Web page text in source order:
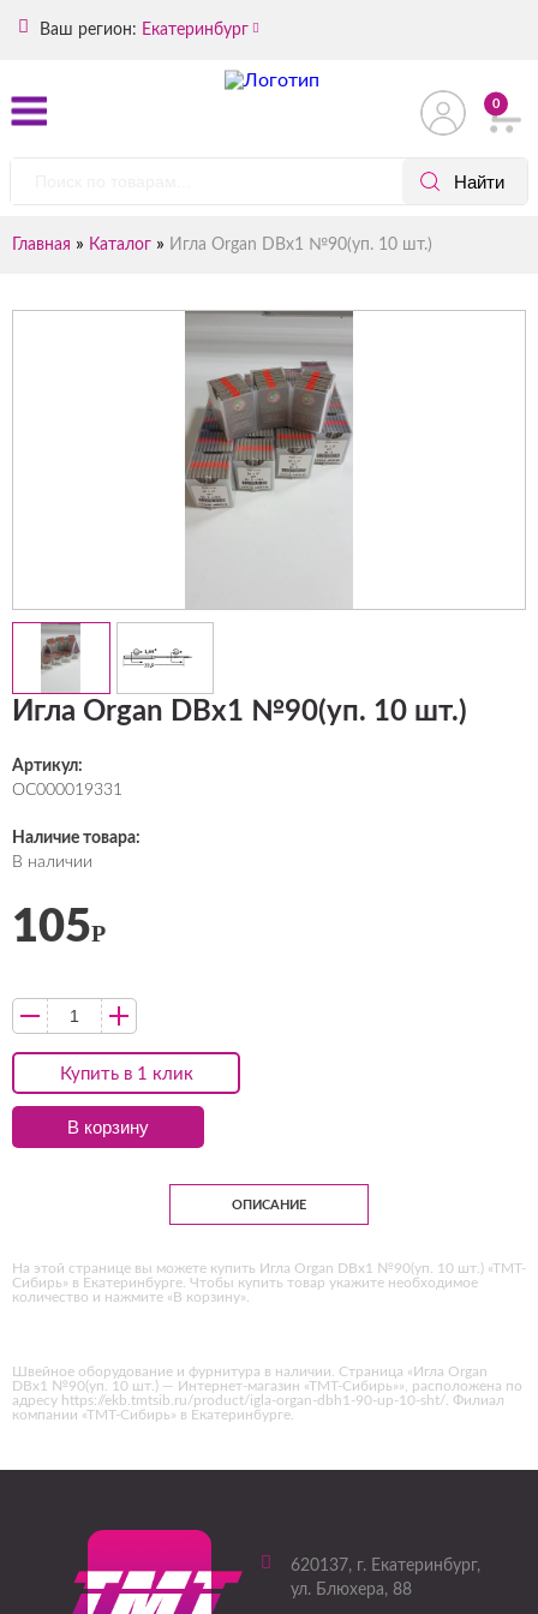
Ваш регион: Екатеринбург
0
Главная » Каталог » Игла Organ DBх1 №90(уп. 10 шт.)
Игла Organ DBх1 №90(уп. 10 шт.)
Артикул:
ОС000019331
Наличие товара:
В наличии
Купить в 1 клик
105Р
В корзину
ОПИСАНИЕ
На этой странице вы можете купить Игла Organ DBх1 №90(уп. 10 шт.) «ТМТ-
Сибирь» в Екатеринбурге. Чтобы купить товар укажите необходимое
количество и нажмите «В корзину».
Швейное оборудование и фурнитура в наличии. Страница «Игла Organ
DBх1 №90(уп. 10 шт.) — Интернет-магазин «ТМТ-Сибирь»», расположена по
адресу https://ekb.tmtsib.ru/product/igla-organ-dbh1-90-up-10-sht/. Филиал
компании «ТМТ-Сибирь» в Екатеринбурге.
620137, г. Екатеринбург,
ул. Блюхера, 88